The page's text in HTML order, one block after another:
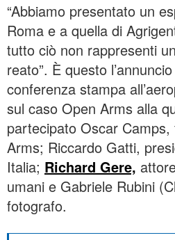
“Abbiamo presentato un
Roma e a quella di
tutto ciò non rappresenti
reato”. È questo
conferenza stampa
sul caso Open Arms alla
partecipato Oscar
Arms; Riccardo Gatti,
Italia; Richard Gere,
umani e Gabriele Rubini
fotografo.